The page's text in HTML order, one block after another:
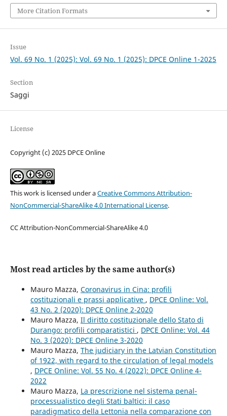
More Citation Formats
Issue
Vol. 69 No. 1 (2025): Vol. 69 No. 1 (2025): DPCE Online 1-2025
Section
Saggi
License
Copyright (c) 2025 DPCE Online
This work is licensed under aCreative Commons Attribution-
NonCommercial-ShareAlike 4.0 International License.
CC Attribution-NonCommercial-ShareAlike 4.0
Most read articles by the same author(s)
Mauro Mazza, Coronavirus in Cina: profili
costituzionali e prassi applicative , DPCE Online: Vol.
43 No. 2 (2020): DPCE Online 2-2020
Mauro Mazza, Il diritto costituzionale dello Stato di
Durango: profili comparatistici , DPCE Online: Vol. 44
No. 3 (2020): DPCE Online 3-2020
Mauro Mazza, The judiciary in the Latvian Constitution
of 1922, with regard to the circulation of legal models
, DPCE Online: Vol. 55 No. 4 (2022): DPCE Online 4-
2022
Mauro Mazza, La prescrizione nel sistema penal-
processualistico degli Stati baltici: il caso
paradigmatico della Lettonia nella comparazione con